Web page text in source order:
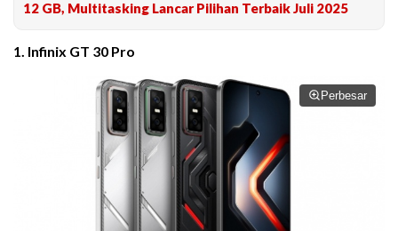
12 GB, Multitasking Lancar Pilihan Terbaik Juli 2025
1. Infinix GT 30 Pro
Perbesar